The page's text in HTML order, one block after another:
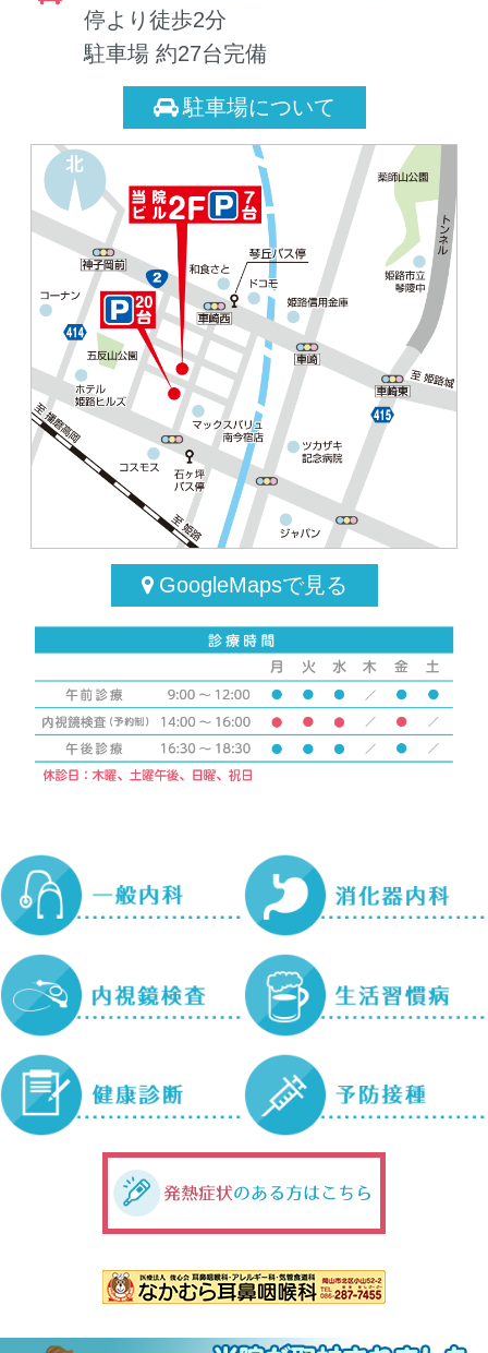
え、一般名処方（お薬をメーカー・
銘柄を指定せず記載すること）を行
っております。
受付時間のお知らせ
午前の受付時間は8時50分～午前11時
50分、午後の受付時間は午後4時20分
～午後6時20分となります。
ご理解ご協力のほどよろしくお願い
いたします。
発熱、嘔吐・下痢、風邪症状
で受診される方
・3日以内に37度以上の熱があった
方、咳、のどの痛み、嘔吐、下痢な
ど感染症が疑われる方は、極力事前
に電話（079-298-1700）でお問い合
わせください。
院内の感染症対策のため、ご不便を
おかけいたしますが何卒ご理解ご協
内視鏡検査についてのお知ら
せ
胃内視鏡検査が3か月、大腸内視鏡検
査が1か月程先の予約となります。お
急ぎの方におかれましては、申し訳
ございませんが何卒ご理解の程お願
い申し上げます。
マイナンバーカードの保険証
利用（資格確認）について
停より徒歩2分
駐車場 約27台完備
駐車場について
GoogleMapsで見る